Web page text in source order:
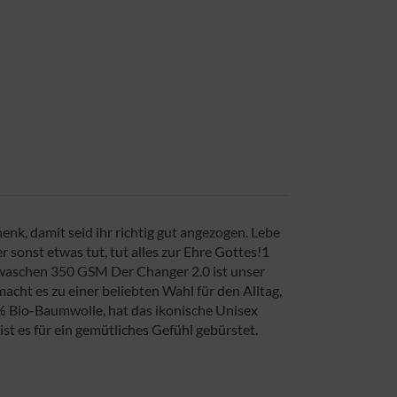
damit seid ihr richtig gut angezogen. Lebe
sonst etwas tut, tut alles zur Ehre Gottes!1
350 GSM Der Changer 2.0 ist unser
es zu einer beliebten Wahl für den Alltag,
Baumwolle, hat das ikonische Unisex
es für ein gemütliches Gefühl gebürstet.